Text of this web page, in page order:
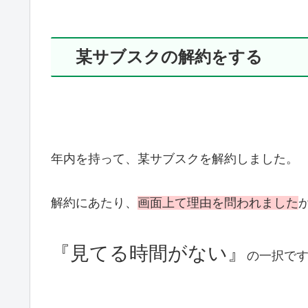
某サブスクの解約をする
年内を持って、某サブスクを解約しました。
解約にあたり、 画面上て理由を問われました
『見てる時間がない』 の一択で